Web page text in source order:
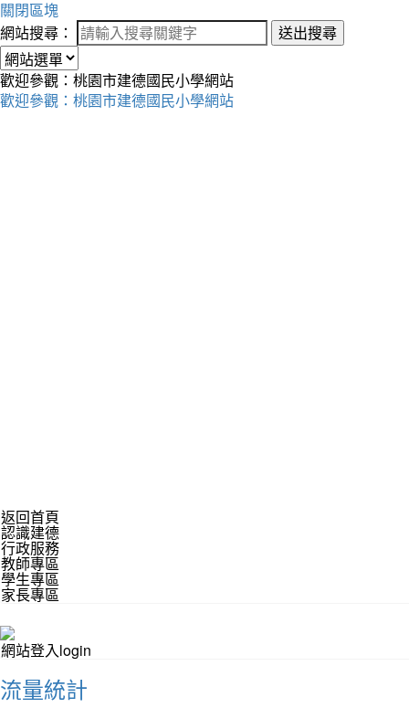
關閉區塊
網站搜尋：
送出搜尋
歡迎參觀：桃園市建德國民小學網站
歡迎參觀：桃園市建德國民小學網站
返回首頁
認識建德
行政服務
教師專區
學生專區
家長專區
網站登入login
流量統計